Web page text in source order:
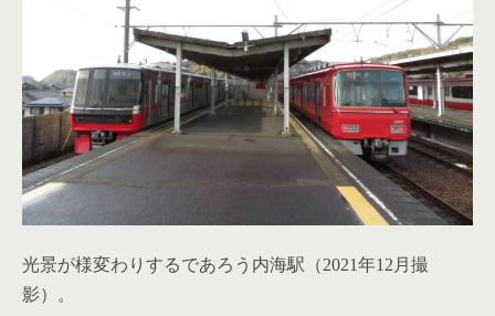
光景が様変わりするであろう内海駅（2021年12月撮
影）。